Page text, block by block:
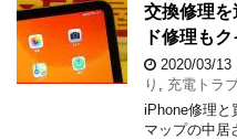
交換修理を
ド修理も
2020/03/13
り
充電トラ
iPhone修理と
マップの中居